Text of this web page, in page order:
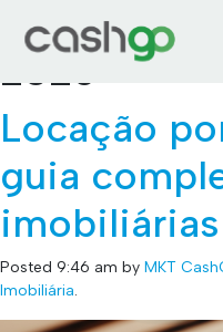
Monthly
2026
Locação
guia
imobiliárias
Posted 9:46 am by MKT
Imobiliária.